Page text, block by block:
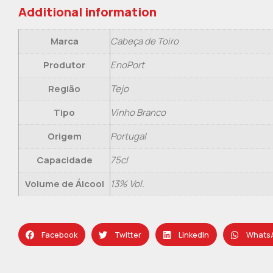
Additional information
Marca
Cabeça de Toiro
Produtor
EnoPort
Região
Tejo
Tipo
Vinho Branco
Origem
Portugal
Capacidade
75cl
Volume de Álcool
13% Vol.
Facebook Twitter LinkedIn